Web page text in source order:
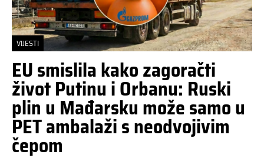
VIJESTI
EU smislila kako zagoračti
život Putinu i Orbanu: Ruski
plin u Mađarsku može samo u
PET ambalaži s neodvojivim
čepom